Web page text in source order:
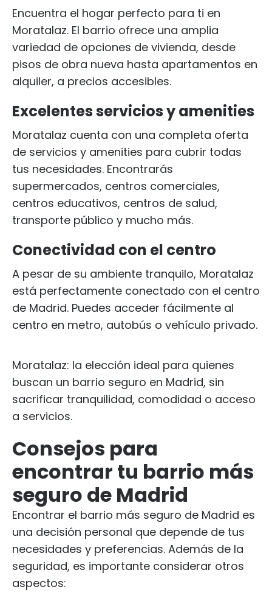
Encuentra el hogar perfecto para ti en
Moratalaz. El barrio ofrece una amplia
variedad de opciones de vivienda, desde
pisos de obra nueva hasta apartamentos en
alquiler, a precios accesibles.
Excelentes servicios y amenities
Moratalaz cuenta con una completa oferta
de servicios y amenities para cubrir todas
tus necesidades. Encontrarás
supermercados, centros comerciales,
centros educativos, centros de salud,
transporte público y mucho más.
Conectividad con el centro
A pesar de su ambiente tranquilo, Moratalaz
está perfectamente conectado con el centro
de Madrid. Puedes acceder fácilmente al
centro en metro, autobús o vehículo privado.
Moratalaz: la elección ideal para quienes
buscan un barrio seguro en Madrid, sin
sacrificar tranquilidad, comodidad o acceso
a servicios.
Consejos para
encontrar tu barrio más
seguro de Madrid
Encontrar el barrio más seguro de Madrid es
una decisión personal que depende de tus
necesidades y preferencias. Además de la
seguridad, es importante considerar otros
aspectos: